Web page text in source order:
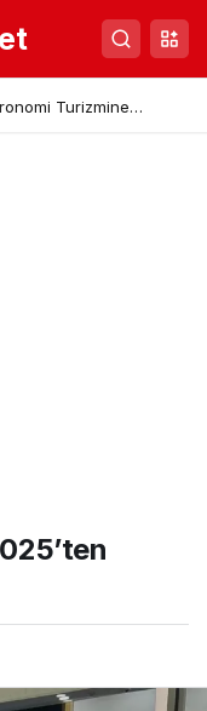
O İkametten 27